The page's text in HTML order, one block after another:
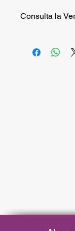
Consulta la
entrando aeste